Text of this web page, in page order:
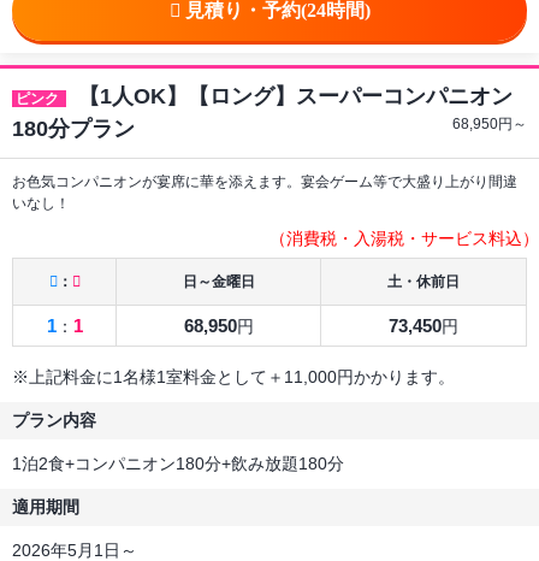
ピンク
【1人OK】【ロング】スーパーコンパニオン
180分プラン
68,950円～
お色気コンパニオンが宴席に華を添えます。宴会ゲーム等で大盛り上がり間違
いなし！
（消費税・入湯税・サービス料込）
： 日～金曜日 土・休前日
1： 1 68,950円 73,450円
※上記料金に1名様1室料金として＋11,000円かかります。
プラン内容
1泊2食+コンパニオン180分+飲み放題180分
適用期間
2026年5月1日～